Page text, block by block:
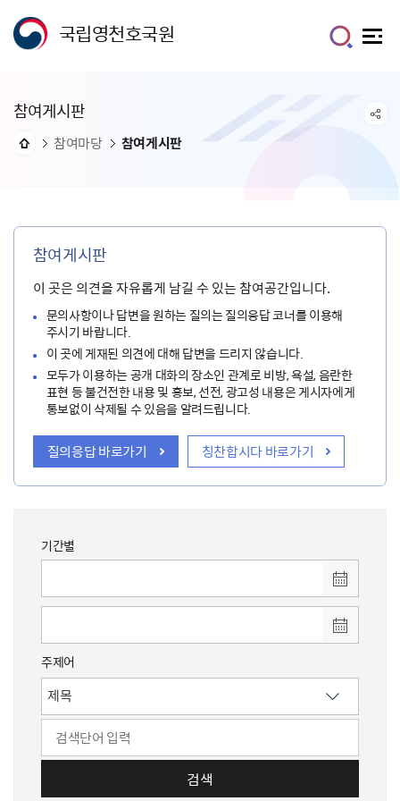
국립영천호국원
참여게시판
참여마당 참여게시판
참여게시판
이 곳은 의견을 자유롭게 남길 수 있는 참여공간입니다.
문의사항이나 답변을 원하는 질의는 질의응답 코너를 이용해
주시기 바랍니다.
이 곳에 게재된 의견에 대해 답변을 드리지 않습니다.
모두가 이용하는 공개 대화의 장소인 관계로 비방, 욕설, 음란한
표현 등 불건전한 내용 및 홍보, 선전, 광고성 내용은 게시자에게
통보없이 삭제될 수 있음을 알려드립니다.
질의응답 바로가기 칭찬합시다 바로가기
기간별
주제어
검색